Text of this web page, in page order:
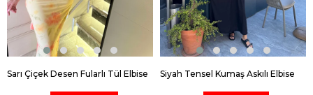
Sarı Çiçek Desen Fularlı Tül Elbise Siyah Tensel Kumaş Askılı Elbise